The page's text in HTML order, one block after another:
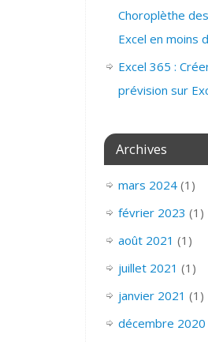
Choroplèthe
Excel en moins
Excel 365 :
prévision sur
Archives
mars 2024(1)
février 2023 (1)
août 2021 (1)
juillet 2021 (1)
janvier 2021 (1)
décembre 2020